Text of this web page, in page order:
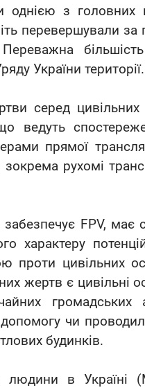
однією з
перевершували
України території.
серед цивільних
ведуть
прямої
рухомі
FPV, має
характеру
проти цивільних
жертв є цивільні
громадських
чи
будинків.
людини в Україні